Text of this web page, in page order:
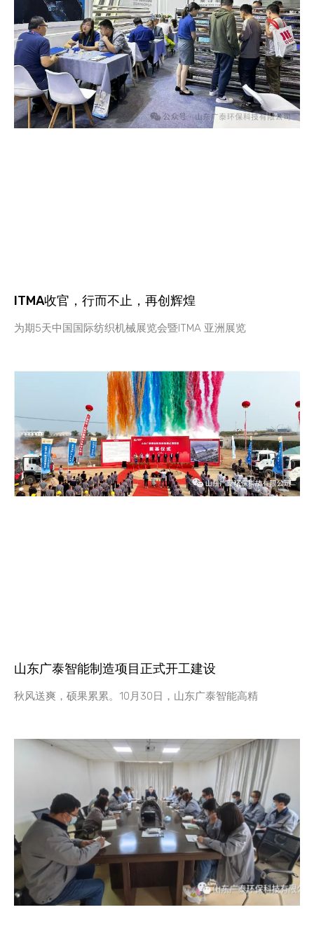
ITMA收官，行而不止，再创辉煌
为期5天中国国际纺织机械展览会暨ITMA 亚洲展览
山东广泰智能制造项目正式开工建设
秋风送爽，硕果累累。10月30日，山东广泰智能高精